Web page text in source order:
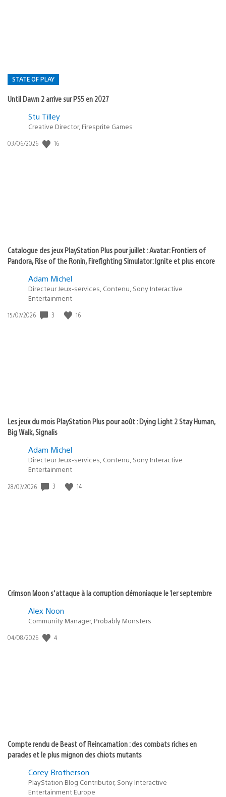
STATE OF PLAY
Until Dawn 2 arrive sur PS5 en 2027
Postée
:
Stu Tilley
Creative Director, Firesprite Games
Date
03/06/2026 16
Catalogue des jeux PlayStation Plus pour juillet : Avatar: Frontiers of
Pandora, Rise of the Ronin, Firefighting Simulator: Ignite et plus encore
Adam Michel
Directeur Jeux-services, Contenu, Sony Interactive
Entertainment
Date
15/07/2026 3 16
Les jeux du mois PlayStation Plus pour août : Dying Light 2 Stay Human,
Big Walk, Signalis
Adam Michel
Directeur Jeux-services, Contenu, Sony Interactive
Entertainment
Date
28/07/2026 3 14
Crimson Moon s’attaque à la corruption démoniaque le 1er septembre
Alex Noon
Community Manager, Probably Monsters
Date
04/08/2026 4
Compte rendu de Beast of Reincarnation : des combats riches en
parades et le plus mignon des chiots mutants
Corey Brotherson
PlayStation Blog Contributor, Sony Interactive
Entertainment Europe